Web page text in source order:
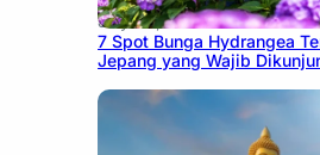
July 23, 2026
7 Spot Bunga Hydrangea
Jepang yang Wajib